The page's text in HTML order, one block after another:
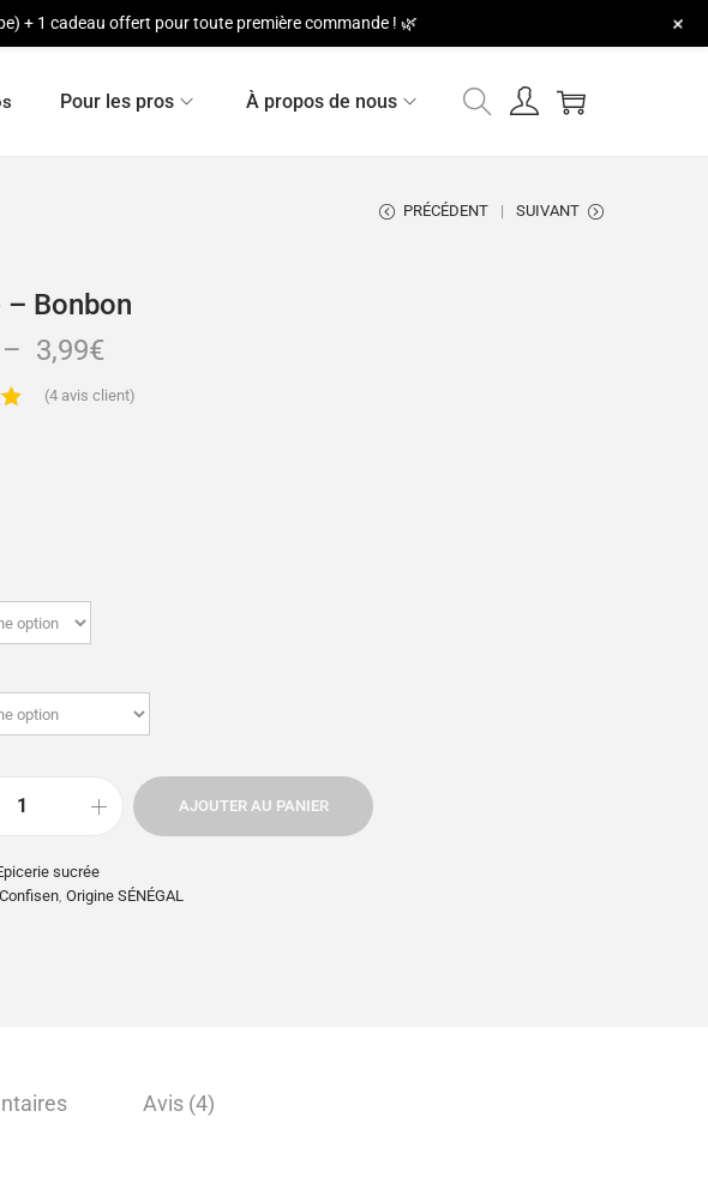
Pour les pros À propos de nous
PRÉCÉDENT SUIVANT
– Bonbon
– 3,99€
(4 avis client)
AJOUTER AU PANIER
sucrée
Confisen, Origine SÉNÉGAL
Avis (4)
+ 1 cadeau offert pour toute première commande ! 🌿 +